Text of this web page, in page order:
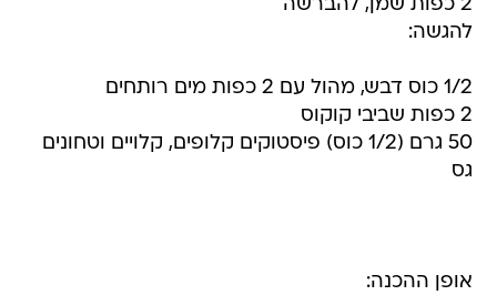
2 כפות שמן, להברשה
להגשה:
1/2 כוס דבש, מהול עם 2 כפות מים רותחים
2 כפות שביבי קוקוס
50 גרם (1/2 כוס) פיסטוקים קלופים, קלויים וטחונים
גס
אופן ההכנה: